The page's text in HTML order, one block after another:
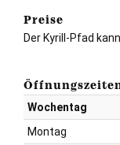
Preise
Der Kyrill-Pfad
Wochentag
Montag